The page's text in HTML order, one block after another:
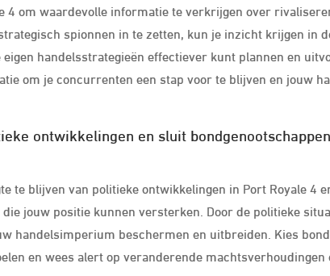
4 om waardevolle informatie te verkrijgen over
spionnen in te zetten, kun je inzicht krijgen in
handelsstrategieën effectiever kunt plannen en
om je concurrenten een stap voor te blijven en jouw
ontwikkelingen en sluit
te blijven van politieke ontwikkelingen in Port Royale 4
jouw positie kunnen versterken. Door de politieke
handelsimperium beschermen en uitbreiden. Kies
en wees alert op veranderende